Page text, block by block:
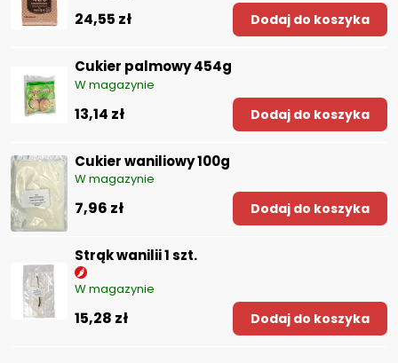
24,55 zł Dodaj do koszyka
Cukier palmowy 454g
W magazynie
13,14 zł Dodaj do koszyka
Cukier waniliowy 100g
W magazynie
7,96 zł Dodaj do koszyka
Strąk wanilii 1 szt.
W magazynie
15,28 zł Dodaj do koszyka